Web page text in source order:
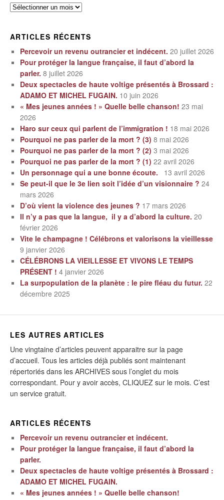
Archives
ARTICLES RÉCENTS
Percevoir un revenu outrancier et indécent. 20 juillet 2026
Pour protéger la langue française, il faut d’abord la
parler. 8 juillet 2026
Deux spectacles de haute voltige présentés à Brossard :
ADAMO ET MICHEL FUGAIN. 10 juin 2026
« Mes jeunes années ! » Quelle belle chanson! 23 mai
2026
Haro sur ceux qui parlent de l’immigration ! 18 mai 2026
Pourquoi ne pas parler de la mort ? (3) 8 mai 2026
Pourquoi ne pas parler de la mort ? (2) 3 mai 2026
Pourquoi ne pas parler de la mort ? (1) 22 avril 2026
Un personnage qui a une bonne écoute.
13 avril 2026
Se peut-il que le 3e lien soit l’idée d’un visionnaire ? 24
mars 2026
D’où vient la violence des jeunes ? 17 mars 2026
Il n’y a pas que la langue, il y a d’abord la culture. 20
février 2026
Vite le champagne ! Célébrons et valorisons la vieillesse
9 janvier 2026
CÉLÉBRONS LA VIEILLESSE ET VIVONS LE TEMPS
PRÉSENT ! 4 janvier 2026
La surpopulation de la planète : le pire fléau du futur. 22
décembre 2025
LES AUTRES ARTICLES
Une vingtaine d’articles peuvent apparaitre sur la page
d’accueil. Tous les articles déjà publiés sont maintenant
répertoriés dans les ARCHIVES sous l’onglet du mois
correspondant. Pour y avoir accès, CLIQUEZ sur le mois. C’est
un service gratuit.
ARTICLES RÉCENTS
Percevoir un revenu outrancier et indécent.
Pour protéger la langue française, il faut d’abord la
parler.
Deux spectacles de haute voltige présentés à Brossard :
ADAMO ET MICHEL FUGAIN.
« Mes jeunes années ! » Quelle belle chanson!